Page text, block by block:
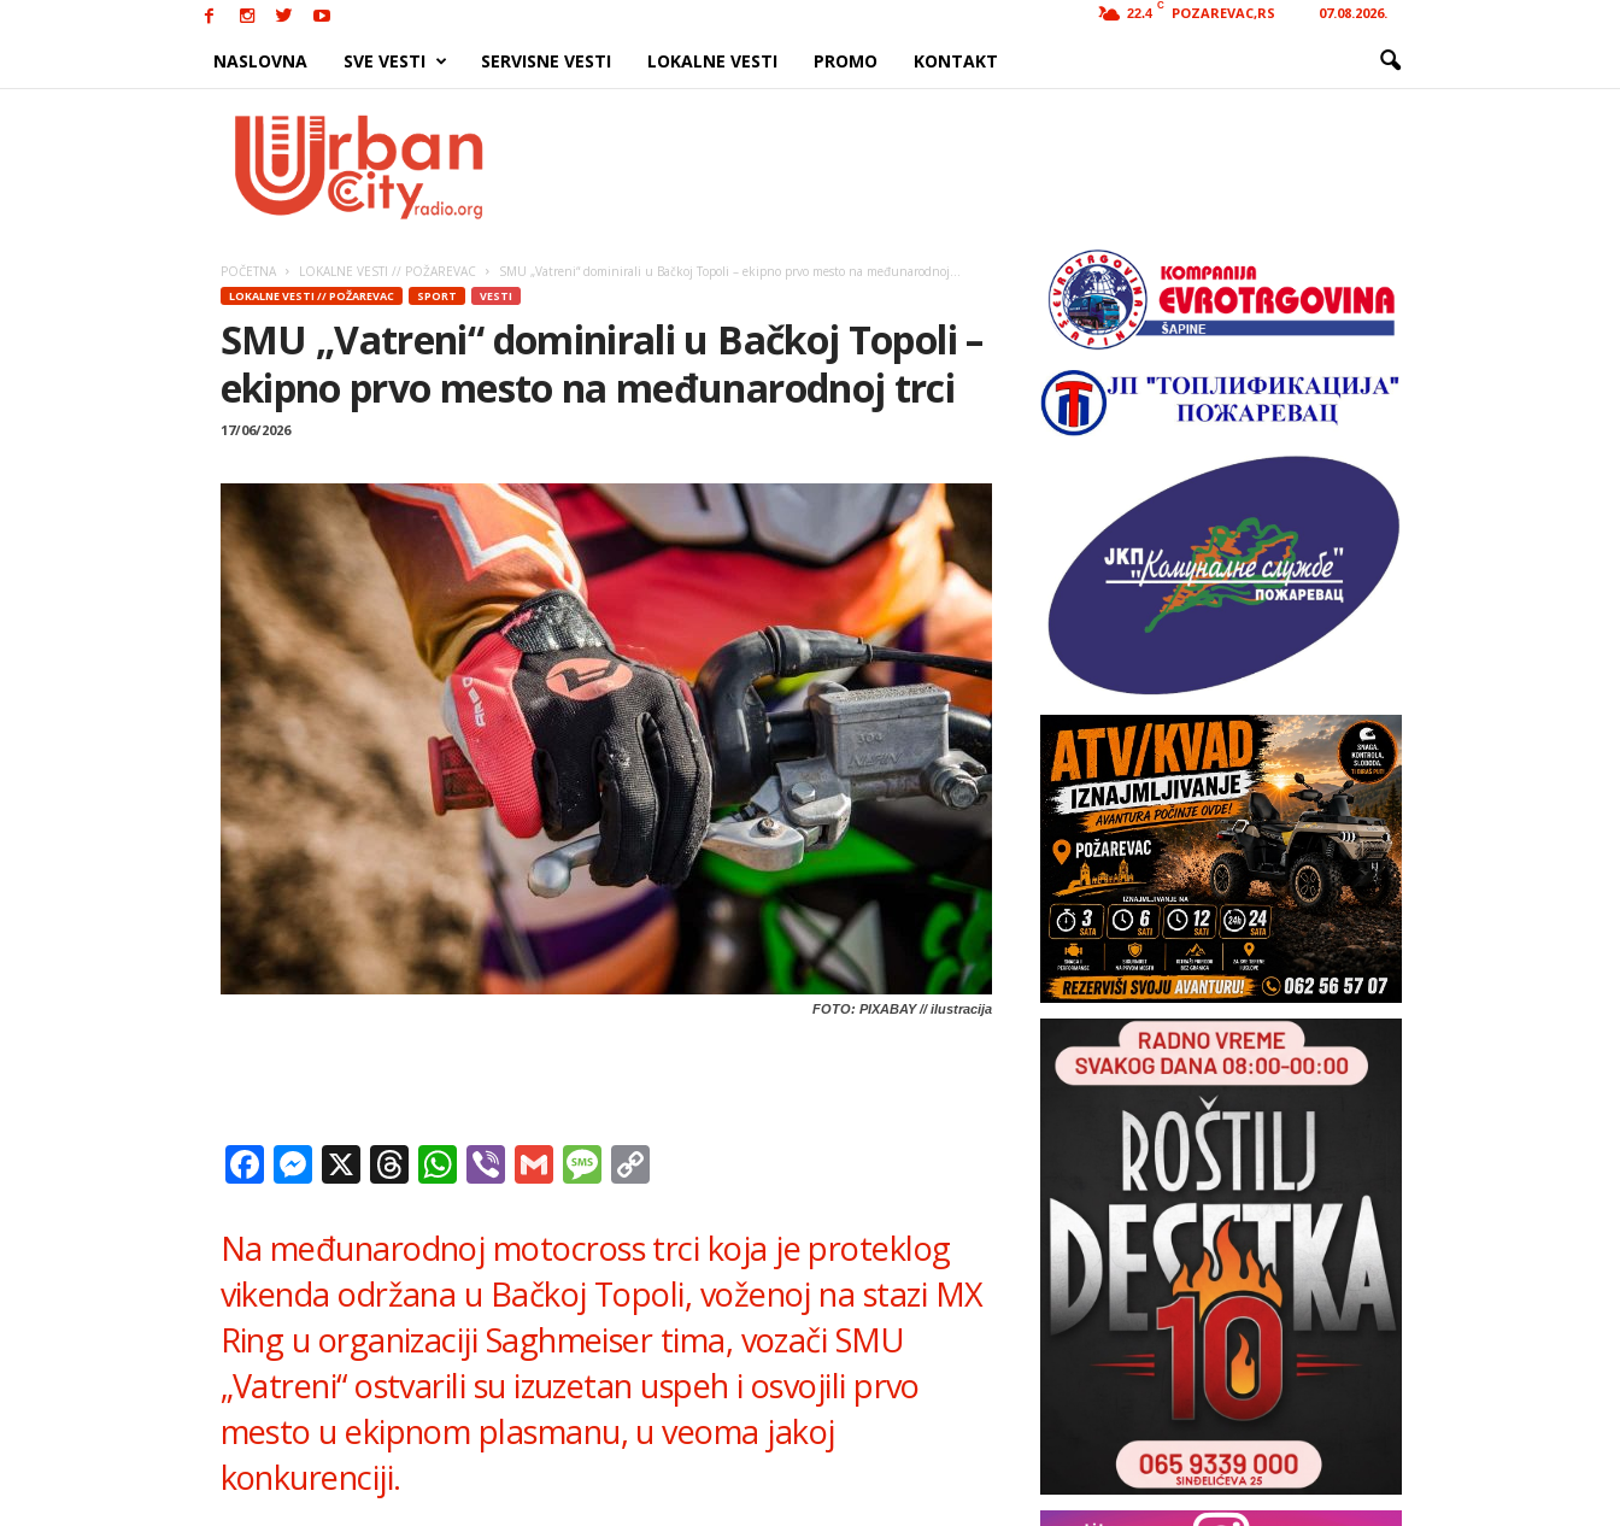
22.4
C POZAREVAC,RS 07.08.2026.
NASLOVNA SVE VESTI SERVISNE VESTI LOKALNE VESTI PROMO KONTAKT
POČETNA LOKALNE VESTI // POŽAREVAC SMU „Vatreni“ dominirali u Bačkoj Topoli – ekipno prvo mesto na međunarodnoj...
LOKALNE VESTI // POŽAREVAC SPORT VESTI
SMU „Vatreni“ dominirali u Bačkoj Topoli –
ekipno prvo mesto na međunarodnoj trci
17/06/2026
FOTO: PIXABAY // ilustracija
Facebook
Messenger
X Threads
WhatsApp
ViberGmailMessage
Na međunarodnoj motocross trci koja je proteklog
vikenda održana u Bačkoj Topoli, voženoj na stazi MX
Ring u organizaciji Saghmeiser tima, vozači SMU
„Vatreni“ ostvarili su izuzetan uspeh i osvojili prvo
mesto u ekipnom plasmanu, u veoma jakoj
konkurenciji.